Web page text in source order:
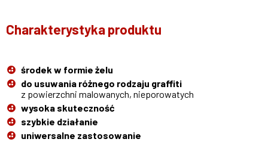
Charakterystyka produktu
środek w formie żelu
do usuwania różnego rodzaju graffiti
z powierzchni malowanych, nieporowatych
wysoka skuteczność
szybkie działanie
uniwersalne zastosowanie